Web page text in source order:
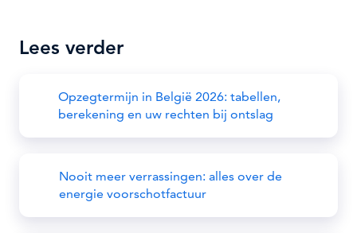
Lees verder
Opzegtermijn in België 2026: tabellen,
berekening en uw rechten bij ontslag
Nooit meer verrassingen: alles over de
energie voorschotfactuur